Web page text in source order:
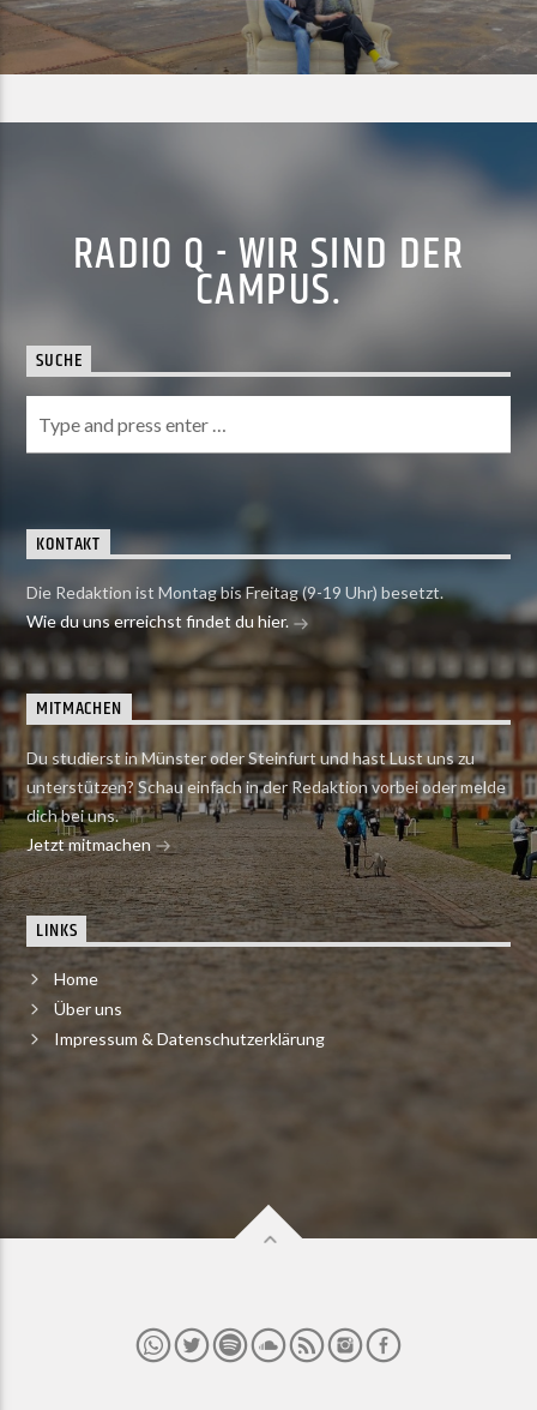
RADIO Q - WIR SIND DER
CAMPUS.
SUCHE
KONTAKT
Die Redaktion ist Montag bis Freitag (9-19 Uhr) besetzt.
Wie du uns erreichst findet du hier.
MITMACHEN
Du studierst in Münster oder Steinfurt und hast Lust uns zu
unterstützen? Schau einfach in der Redaktion vorbei oder melde
dich bei uns.
Jetzt mitmachen
LINKS
Home
Über uns
Impressum & Datenschutzerklärung